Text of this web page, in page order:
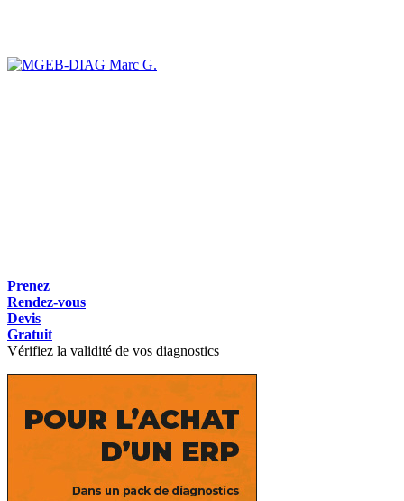
Marc G.
Prenez
Rendez-vous
Devis
Gratuit
Vérifiez la validité de vos diagnostics